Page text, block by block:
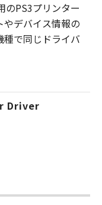
のPS3プリンター
やデバイス情報の
種で同じドライバ
Driver